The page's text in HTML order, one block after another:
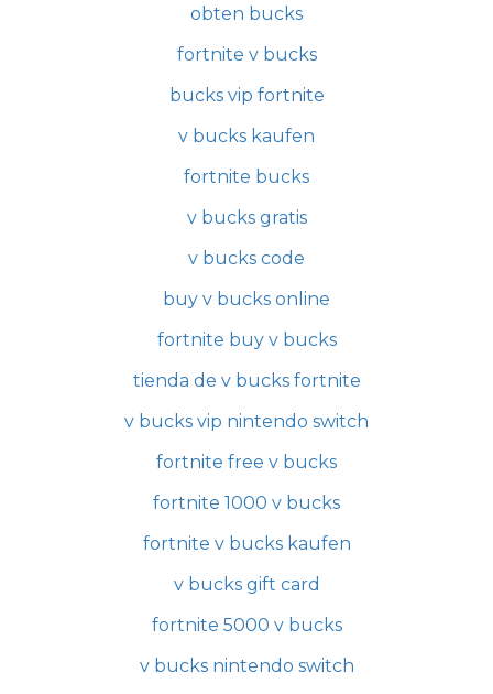
obten bucks
fortnite v bucks
bucks vip fortnite
v bucks kaufen
fortnite bucks
v bucks gratis
v bucks code
buy v bucks online
fortnite buy v bucks
tienda de v bucks fortnite
v bucks vip nintendo switch
fortnite free v bucks
fortnite 1000 v bucks
fortnite v bucks kaufen
v bucks gift card
fortnite 5000 v bucks
v bucks nintendo switch